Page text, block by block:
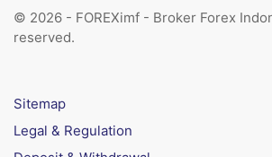
© 2026 - FOREXimf - Broker Forex
reserved.
Sitemap
Legal & Regulation